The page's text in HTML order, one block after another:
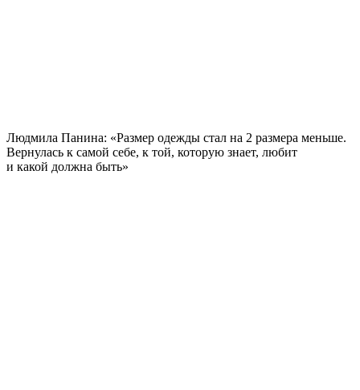
Людмила Панина: «Размер одежды стал на 2 размера меньше.
Вернулась к самой себе, к той, которую знает, любит
и какой должна быть»